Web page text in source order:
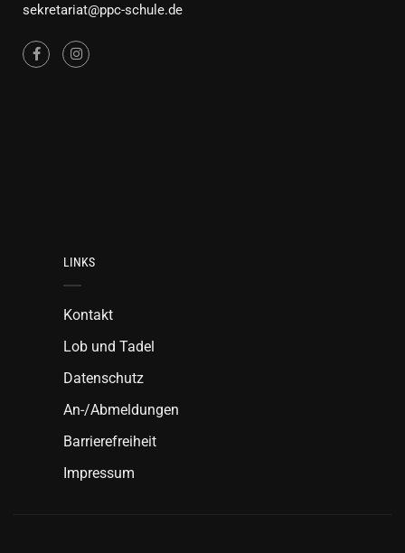
sekretariat@ppc-schule.de
LINKS
Kontakt
Lob und Tadel
Datenschutz
An-/Abmeldungen
Barrierefreiheit
Impressum